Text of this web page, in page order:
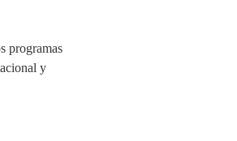
programas
y